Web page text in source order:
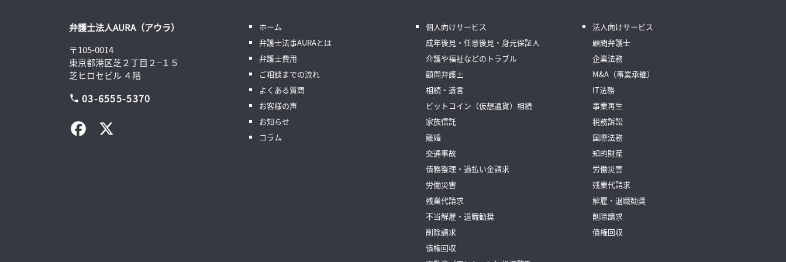
ホーム
弁護士法事AURAとは
弁護士費用
ご相談までの流れ
よくある質問
お客様の声
お知らせ
コラム
個人向けサービス
成年後見・任意後見・身元保証人
介護や福祉などのトラブル
顧問弁護士
相続・遺言
ビットコイン（仮想通貨）相続
家族信託
離婚
交通事故
債務整理・過払い金請求
労働災害
残業代請求
不当解雇・退職勧奨
削除請求
債権回収
法人向けサービス
顧問弁護士
企業法務
M&A（事業承継）
IT法務
事業再生
税務訴訟
国際法務
知的財産
労働災害
残業代請求
解雇・退職勧奨
削除請求
債権回収
弁護士法人AURA（アウラ）
〒105-0014
東京都港区芝２丁目２−１５
芝ヒロセビル ４階
phone 03-6555-5370